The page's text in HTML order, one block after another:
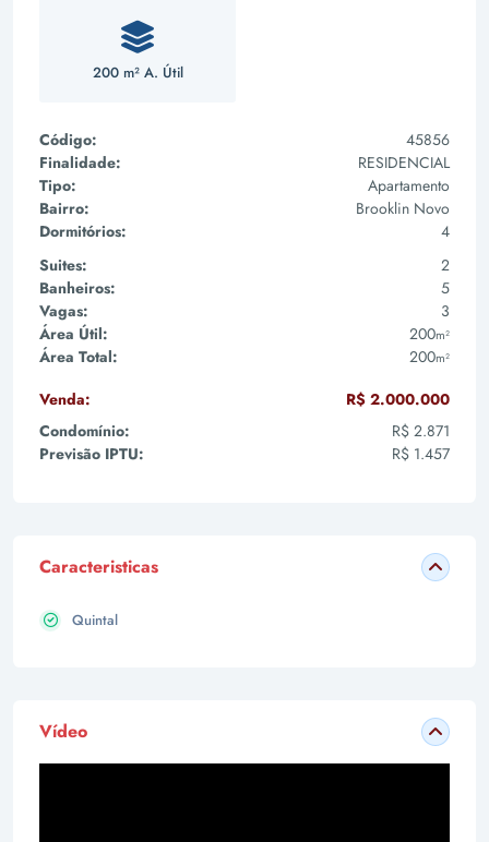
200 m² A. Útil
Código:
45856
Finalidade:
RESIDENCIAL
Tipo:
Apartamento
Bairro:
Brooklin Novo
Dormitórios:
4
Suites:
2
Banheiros:
5
Vagas:
3
Área Útil:
200m²
Área Total: 200m²
Venda:
R$ 2.000.000
Condomínio:
R$ 2.871
Previsão IPTU:
R$ 1.457
Caracteristicas
Quintal
Vídeo